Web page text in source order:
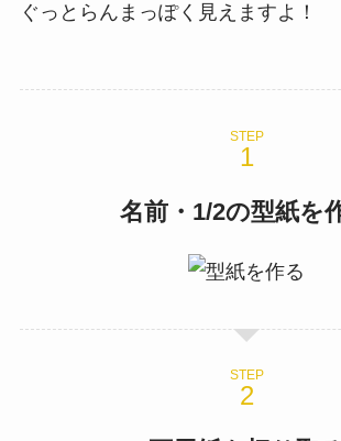
ぐっとらんまっぽく見えますよ！
STEP
名前・1/2の型紙を
STEP